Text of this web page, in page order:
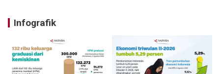
Infografik